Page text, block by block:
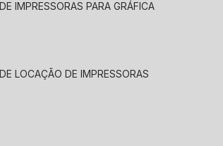
IMPRESSORAS PARA GRÁFICA
DE LOCAÇÃO DE IMPRESSORAS